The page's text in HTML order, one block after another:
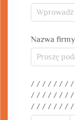
Nazwa firmy
/ / / / / / /
/ / / / / / /
/ / / / / / /